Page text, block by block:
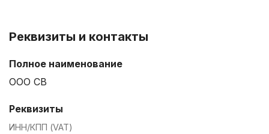
Реквизиты и контакты
Полное наименование
ООО СВ
Реквизиты
ИНН/КПП (VAT)